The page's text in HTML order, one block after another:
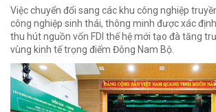
Việc chuyển đổi sang các khu công nghiệp
công nghiệp sinh thái, thông minh được xác định
thu hút nguồn vốn FDI thế hệ mới tạo đà tăng
vùng kinh tế trọng điểm Đông Nam Bộ.